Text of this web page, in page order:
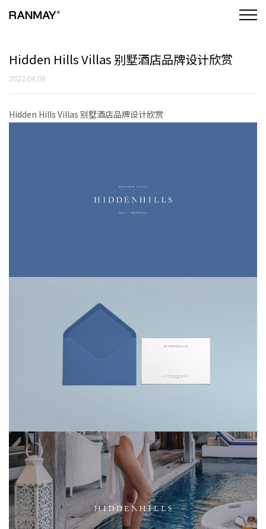
Hidden Hills Villas 别墅酒店品牌设计欣赏
2022.04.08
Hidden Hills Villas 别墅酒店品牌设计欣赏